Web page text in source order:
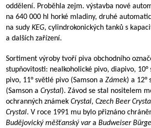
oddělení. Proběhla zejm. výstavba nové
na 640 000 hl horké mladiny, druhé
na sudy KEG, cylindrokonických tanků s
a dalších zařízení.
Sortiment výroby tvoří piva obchodního
stupňovitosti: nealkoholické pivo, diapivo,
pivo, 11° světlé pivo (Samson a Zámek) a 12°
(Samson a Crystal). Závod se stal nositelem
ochranných známek Crystal, Czech Beer
Crystal. V roce 1991 mu bylo přiznáno
Budějovický měšťanský vara Budweiser